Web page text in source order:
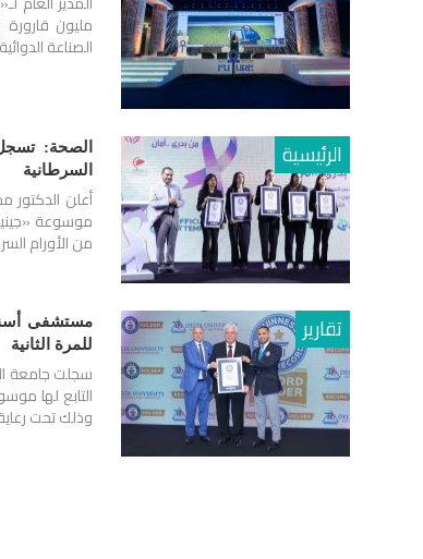
الصناعة
الرئيسية
السرطانية
من الأورام السرطانية، خلال 8
تقارير
مستشفى
للمرة الثانية
سجلت جامعة
وذلك تحت